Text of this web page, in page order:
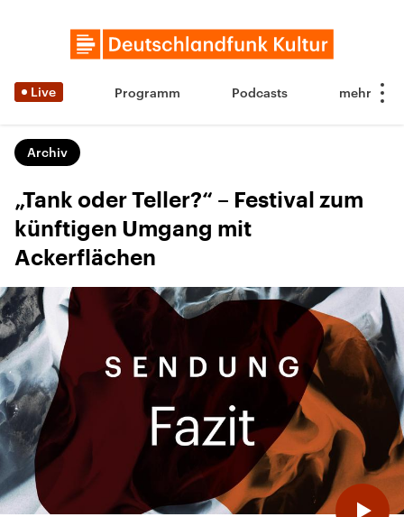
Live Programm Podcasts
Archiv
„Tank oder Teller?“ – Festival zum
künftigen Umgang mit
Ackerflächen